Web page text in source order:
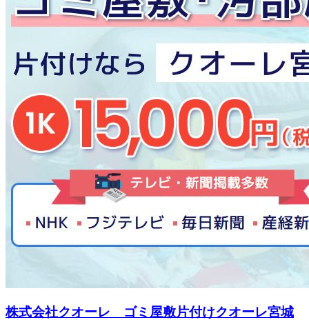
株式会社クオーレ ゴミ屋敷片付けクオーレ宮城